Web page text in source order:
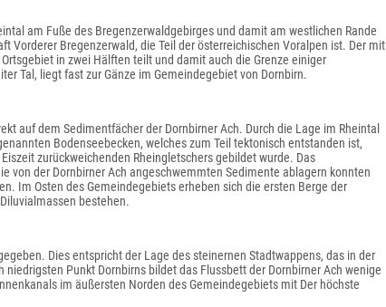
am Fuße des Bregenzerwaldgebirges und damit am westlichen Rande
Vorderer Bregenzerwald, die Teil der österreichischen Voralpen ist. Der mit
in zwei Hälften teilt und damit auch die Grenze einiger
Tal, liegt fast zur Gänze im Gemeindegebiet von Dornbirn.
auf dem Sedimentfächer der Dornbirner Ach. Durch die Lage im Rheintal
Bodenseebecken, welches zum Teil tektonisch entstanden ist,
zurückweichenden Rheingletschers gebildet wurde. Das
von der Dornbirner Ach angeschwemmten Sedimente ablagern konnten
Im Osten des Gemeindegebiets erheben sich die ersten Berge der
bestehen.
Dies entspricht der Lage des steinernen Stadtwappens, das in der
Punkt Dornbirns bildet das Flussbett der Dornbirner Ach wenige
im äußersten Norden des Gemeindegebiets mit Der höchste